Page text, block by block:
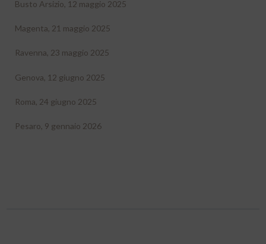
Busto Arsizio, 12 maggio 2025
Magenta, 21 maggio 2025
Ravenna, 23 maggio 2025
Genova, 12 giugno 2025
Roma, 24 giugno 2025
Pesaro, 9 gennaio 2026